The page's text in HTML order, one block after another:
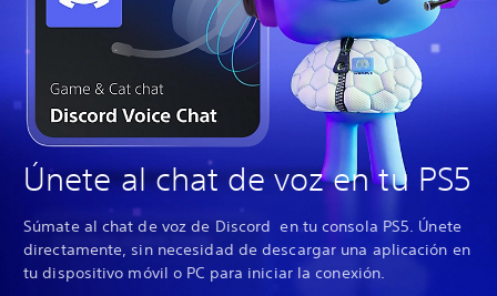
Únete al chat de voz en tu PS5
Súmate al chat de voz de Discord en tu consola PS5. Únete
directamente, sin necesidad de descargar una aplicación en
tu dispositivo móvil o PC para iniciar la conexión.